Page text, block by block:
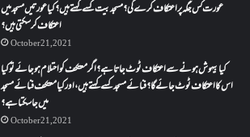
عورت کس جگہ پر اعتکاف کرے گی؟مسجد بیت کسے کہتے ہیں؟کیا عورتیں مسجد میں
اعتکاف کر سکتی ہیں؟
October 21, 2021
کیا بیہوش ہونے سے اعتکاف ٹوٹ جاتا ہے؟ اگر معتکف کو احتلام ہو جائے تو کیا
اس کا اعتکاف ٹوٹ جائے گا؟فنائے مسجد کسے کہتے ہیں ، اور کیا معتکف فنائے مسجد
میں جا سکتا ہے؟
October 21, 2021